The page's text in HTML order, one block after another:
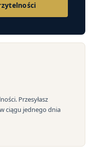
Przesyłasz
ciągu jednego dnia